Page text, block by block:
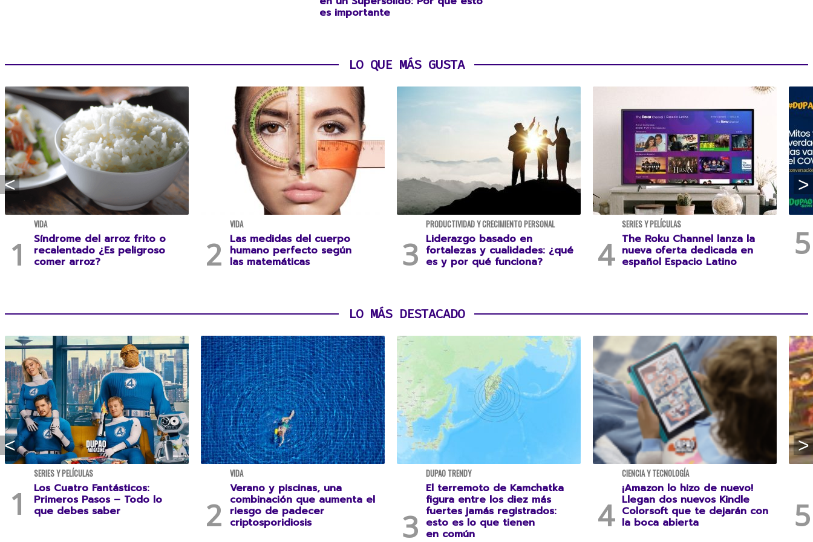
es importante
LO QUE MÁS GUSTA
VIDA
Síndrome del arroz frito o
recalentado ¿Es peligroso
comer arroz?
VIDA
Las medidas del cuerpo
humano perfecto según
las matemáticas
PRODUCTIVIDAD Y CRECIMIENTO PERSONAL
Liderazgo basado en
fortalezas y cualidades: ¿qué
es y por qué funciona?
SERIES Y PELÍCULAS
The Roku Channel lanza la
nueva oferta dedicada en
español Espacio Latino
LO MÁS DESTACADO
SERIES Y PELÍCULAS
Los Cuatro Fantásticos:
Primeros Pasos – Todo lo
que debes saber
VIDA
Verano y piscinas, una
combinación que aumenta el
riesgo de padecer
criptosporidiosis
DUPAO TRENDY
El terremoto de Kamchatka
figura entre los diez más
fuertes jamás registrados:
esto es lo que tienen
en común
CIENCIA Y TECNOLOGÍA
¡Amazon lo hizo de nuevo!
Llegan dos nuevos Kindle
Colorsoft que te dejarán con
la boca abierta